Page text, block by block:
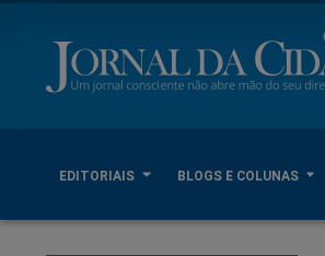
EDITORIAIS BLOGS E COLUNAS